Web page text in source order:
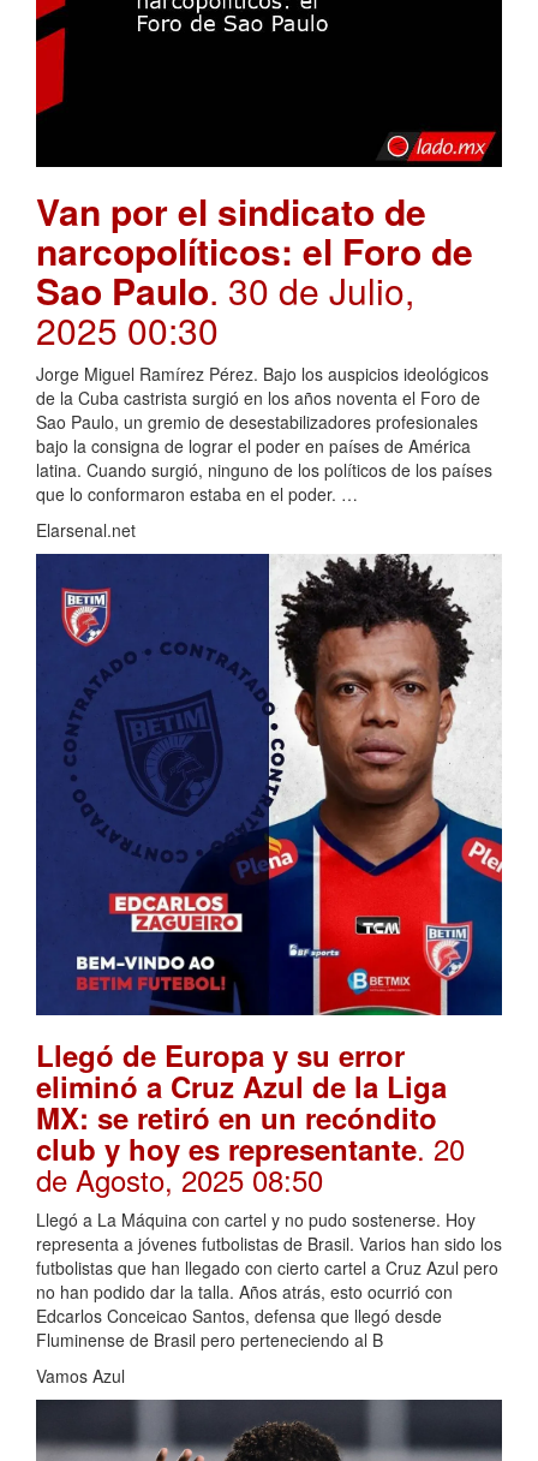
Van por el sindicato de
narcopolíticos: el Foro de
Sao Paulo. 30 de Julio,
2025 00:30
Jorge Miguel Ramírez Pérez. Bajo los auspicios ideológicos
de la Cuba castrista surgió en los años noventa el Foro de
Sao Paulo, un gremio de desestabilizadores profesionales
bajo la consigna de lograr el poder en países de América
latina. Cuando surgió, ninguno de los políticos de los países
que lo conformaron estaba en el poder. …
Elarsenal.net
Llegó de Europa y su error
eliminó a Cruz Azul de la Liga
MX: se retiró en un recóndito
club y hoy es representante. 20
de Agosto, 2025 08:50
Llegó a La Máquina con cartel y no pudo sostenerse. Hoy
representa a jóvenes futbolistas de Brasil. Varios han sido los
futbolistas que han llegado con cierto cartel a Cruz Azul pero
no han podido dar la talla. Años atrás, esto ocurrió con
Edcarlos Conceicao Santos, defensa que llegó desde
Fluminense de Brasil pero perteneciendo al B
Vamos Azul